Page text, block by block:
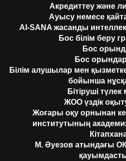
Акредиттеу және
Ауысу немесе
AI-SANA жасанды
Бос білім беру
Бос
Бос
Білім алушылар мен
бойынша
Бітіруші түлек
ЖОО үздік
Жоғары оқу орнынан
институтының
М. Әуезов атындағы